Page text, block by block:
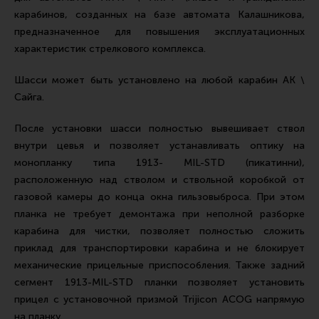
Стрелковые таймеры
Холощение и тренировки
Другие аксессуары IPSC
Пневматика
Стрелковые очки
Стрелковые наушники
Кобуры
Подсумки
Перчатки
Разгрузочные системы и защита
Защита головы
карабинов, созданных на базе автомата Калашникова,
предназначенное для повышения эксплуатационных
характеристик стрелкового комплекса.
Шасси может быть установлено на любой карабин АК \
Сайга.
После установки шасси полностью вывешивает ствол
внутри цевья и позволяет устанавливать оптику на
монопланку типа 1913- MIL-STD (пикатинни),
расположенную над стволом и ствольной коробкой от
газовой камеры до конца окна гильзовыброса. При этом
планка не требует демонтажа при неполной разборке
карабина для чистки, позволяет полностью сложить
приклад для транспортировки карабина и не блокирует
механические прицельные приспособления. Также задний
сегмент 1913-MIL-STD планки позволяет установить
прицел с установочной призмой Trijicon ACOG напрямую
на планку.